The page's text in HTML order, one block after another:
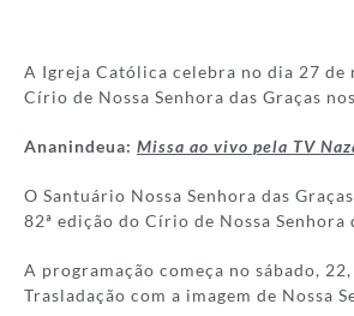
A Igreja Católica celebra no dia 27 de
Círio de Nossa Senhora das Graças
Ananindeua: Missa ao vivo pela TV
O Santuário Nossa Senhora das
82ª edição do Círio de Nossa Senhora
A programação começa no sábado,
Trasladação com a imagem de Nossa